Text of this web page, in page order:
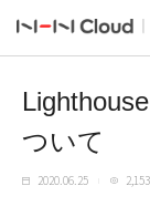
ついて
2020.06.25 2,153